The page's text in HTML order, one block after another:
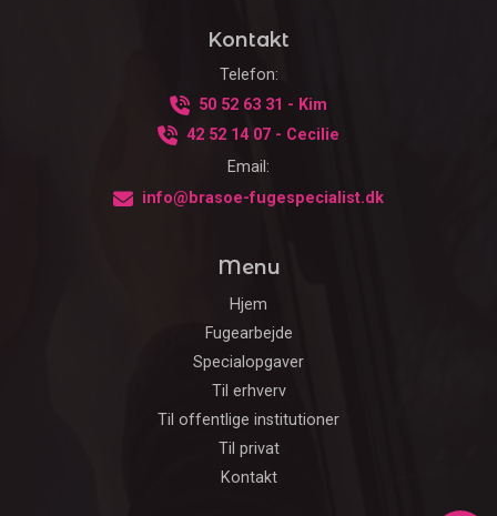
Kontakt
Telefon:
50 52 63 31 - Kim
42 52 14 07 - Cecilie
Email:
info@brasoe-fugespecialist.dk
Menu
Hjem
Fugearbejde
Specialopgaver
Til erhverv
Til offentlige institutioner
Til privat
Kontakt